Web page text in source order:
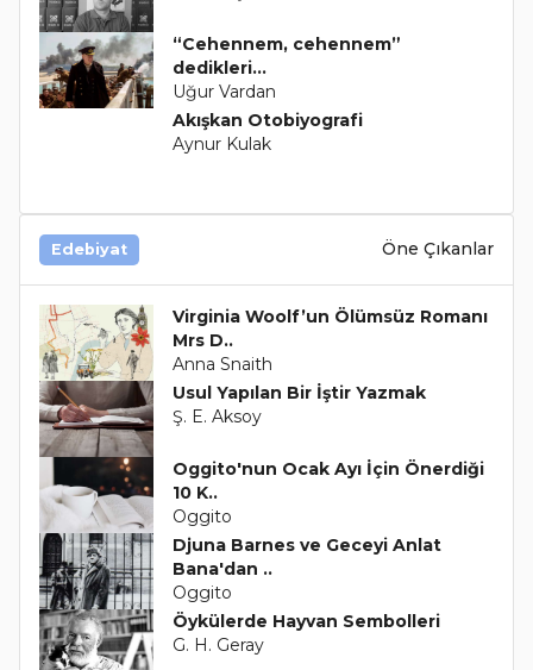
“Cehennem, cehennem”
dedikleri...
Uğur Vardan
Akışkan Otobiyografi
Aynur Kulak
Edebiyat Öne Çıkanlar
Virginia Woolf’un Ölümsüz Romanı
Mrs D..
Anna Snaith
Usul Yapılan Bir İştir Yazmak
Ş. E. Aksoy
Oggito'nun Ocak Ayı İçin Önerdiği
10 K..
Oggito
Djuna Barnes ve Geceyi Anlat
Bana'dan ..
Oggito
Öykülerde Hayvan Sembolleri
G. H. Geray